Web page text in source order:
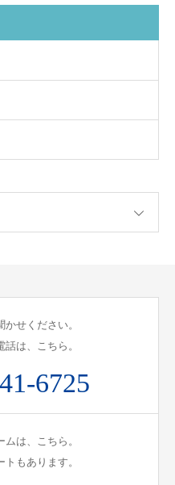
せください。
は、こちら。
6725
は、こちら。
もあります。